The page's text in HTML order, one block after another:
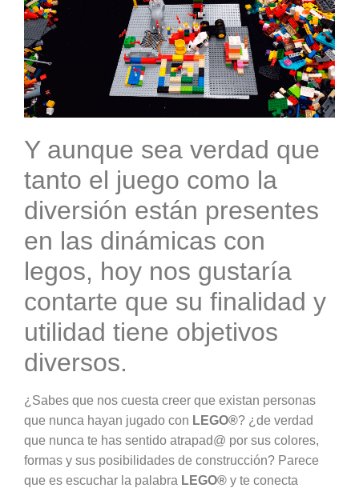
Y aunque sea verdad que
tanto el juego como la
diversión están presentes
en las dinámicas con
legos, hoy nos gustaría
contarte que su finalidad y
utilidad tiene objetivos
diversos.
¿Sabes que nos cuesta creer que existan personas
que nunca hayan jugado con LEGO®? ¿de verdad
que nunca te has sentido atrapad@ por sus colores,
formas y sus posibilidades de construcción? Parece
que es escuchar la palabra LEGO® y te conecta